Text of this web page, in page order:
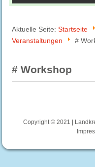
Aktuelle Seite:Startseite
Veranstaltungen
#
# Workshop
Copyright © 2021 |